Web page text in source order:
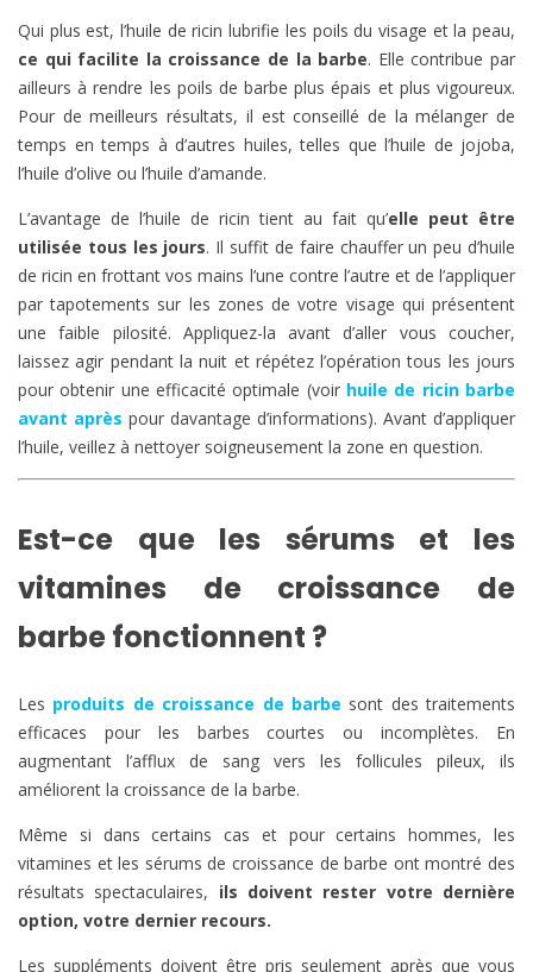
Qui plus est, l’huile de ricin lubrifie les poils du visage et la peau,
ce qui facilite la croissance de la barbe. Elle contribue par
ailleurs à rendre les poils de barbe plus épais et plus vigoureux.
Pour de meilleurs résultats, il est conseillé de la mélanger de
temps en temps à d’autres huiles, telles que l’huile de jojoba,
l’huile d’olive ou l’huile d’amande.
L’avantage de l’huile de ricin tient au fait qu’elle peut être
utilisée tous les jours. Il suffit de faire chauffer un peu d’huile
de ricin en frottant vos mains l’une contre l’autre et de l’appliquer
par tapotements sur les zones de votre visage qui présentent
une faible pilosité. Appliquez-la avant d’aller vous coucher,
laissez agir pendant la nuit et répétez l’opération tous les jours
pour obtenir une efficacité optimale (voir huile de ricin barbe
avant après pour davantage d’informations). Avant d’appliquer
l’huile, veillez à nettoyer soigneusement la zone en question.
Est-ce que les sérums et les
vitamines de croissance de
barbe fonctionnent ?
Les produits de croissance de barbe sont des traitements
efficaces pour les barbes courtes ou incomplètes. En
augmentant l’afflux de sang vers les follicules pileux, ils
améliorent la croissance de la barbe.
Même si dans certains cas et pour certains hommes, les
vitamines et les sérums de croissance de barbe ont montré des
résultats spectaculaires, ils doivent rester votre dernière
option, votre dernier recours.
Les suppléments doivent être pris seulement après que vous